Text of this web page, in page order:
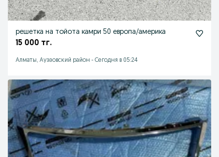
решетка на тойота камри 50 европа/америка
15 000 тг.
Алматы, Ауэзовский район - Сегодня в 05:24